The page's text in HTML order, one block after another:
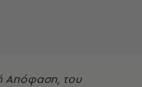
Απόφαση, του